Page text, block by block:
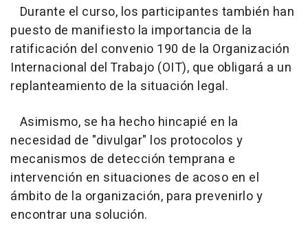
Durante el curso, los participantes también han
puesto de manifiesto la importancia de la
ratificación del convenio 190 de la Organización
Internacional del Trabajo (OIT), que obligará a un
replanteamiento de la situación legal.
Asimismo, se ha hecho hincapié en la
necesidad de "divulgar" los protocolos y
mecanismos de detección temprana e
intervención en situaciones de acoso en el
ámbito de la organización, para prevenirlo y
encontrar una solución.